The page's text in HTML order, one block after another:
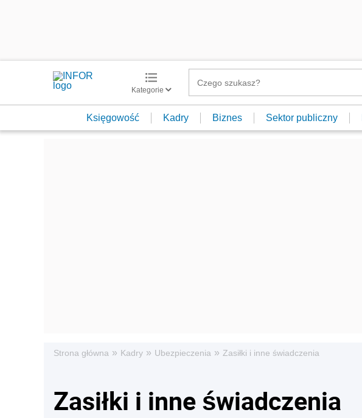
Kategorie
Księgowość Kadry Biznes Sektor publiczny
Strona główna » Kadry » Ubezpieczenia » Zasiłki i inne świadczenia
Zasiłki i inne świadczenia